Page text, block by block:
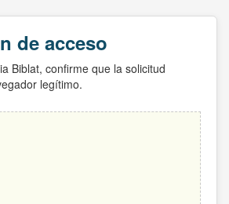
de acceso
Biblat, confirme que la solicitud
legítimo.